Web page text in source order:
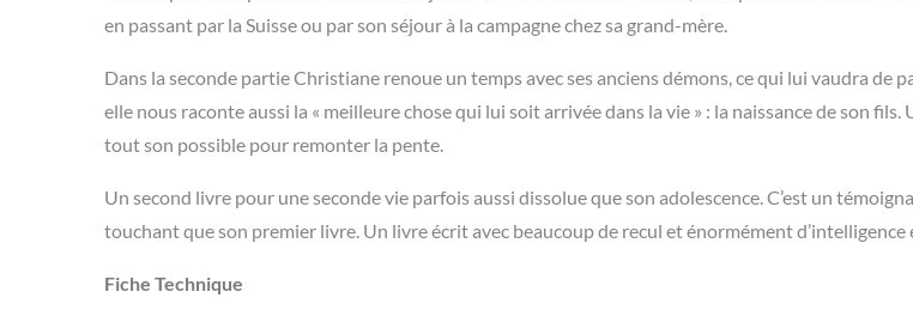
en passant par la Suisse ou par son séjour à la campagne chez sa grand-mère.
Dans la seconde partie Christiane renoue un temps avec ses anciens démons, ce qui lui vaudra de
elle nous raconte aussi la « meilleure chose qui lui soit arrivée dans la vie » : la naissance de son
tout son possible pour remonter la pente.
Un second livre pour une seconde vie parfois aussi dissolue que son adolescence. C’est un
touchant que son premier livre. Un livre écrit avec beaucoup de recul et énormément d’intelligence
Fiche Technique